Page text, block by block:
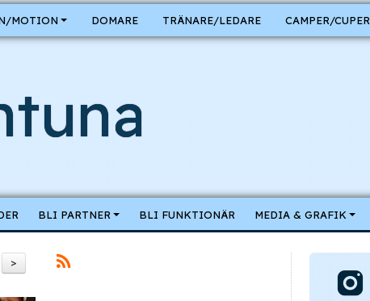
MOTION DOMARE TRÄNARE/LEDARE CAMPER/CUPER
BLI PARTNER BLI FUNKTIONÄR MEDIA & GRAFIK
>